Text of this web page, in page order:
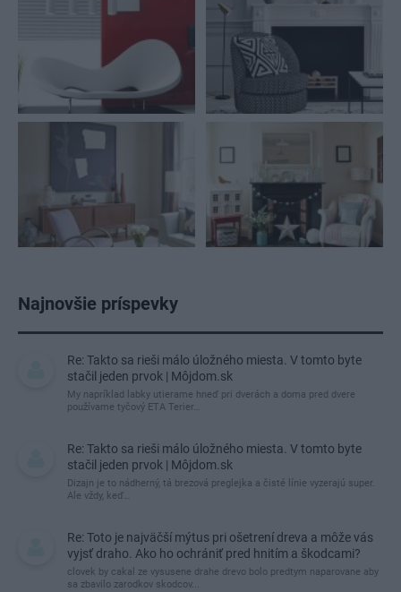
Najnovšie príspevky
Re: Takto sa rieši málo úložného miesta. V tomto byte
stačil jeden prvok | Môjdom.sk
My napríklad labky utierame hneď pri dverách a doma pred dvere
používame tyčový ETA Terier…
Re: Takto sa rieši málo úložného miesta. V tomto byte
stačil jeden prvok | Môjdom.sk
Dizajn je to nádherný, tá brezová preglejka a čisté línie vyzerajú super.
Ale vždy, keď…
Re: Toto je najväčší mýtus pri ošetrení dreva a môže vás
vyjsť draho. Ako ho ochrániť pred hnitím a škodcami?
clovek by cakal ze vysusene drahe drevo bolo predtym naparovane aby
sa zbavilo zarodkov skodcov...